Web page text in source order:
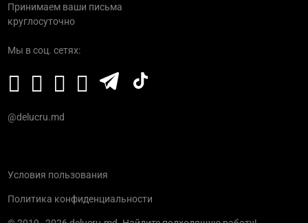
Принимаем ваши письма
круглосуточно
Мы в соц. сетях:
@delucru.md
Условия пользования
Политика конфиденциальности